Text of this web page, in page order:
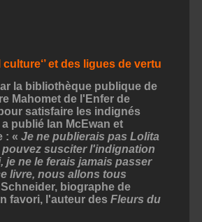
et des ligues de vertu
la bibliothèque publique de
Mahomet de l'Enfer de
satisfaire les indignés
publié Ian McEwan et
: « Je ne publierais pas Lolita
susciter l'indignation
ne le ferais jamais passer
livre, nous allons tous
biographe de
favori, l'auteur des Fleurs du